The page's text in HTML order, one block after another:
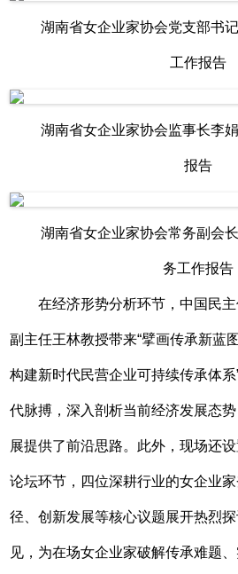
湖南省女企业家协会党支部书
工作报告
湖南省女企业家协会监事长李
报告
湖南省女企业家协会常务副会
务工作报告
在经济形势分析环节，中国民
副主任王林教授带来“擘画传承新
构建新时代民营企业可持续传承体
代脉搏，深入剖析当前经济发展态
展提供了前沿思路。此外，现场还
论坛环节，四位深耕行业的女企业
径、创新发展等核心议题展开热烈
见，为在场女企业家破解传承难题